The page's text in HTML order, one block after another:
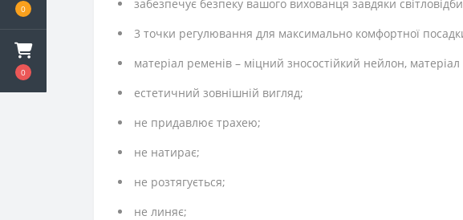
0
0
забезпечує безпеку вашого вихованця завдяки
3 точки регулювання для максимально комфортної
матеріал ременів – міцний зносостійкий нейлон,
естетичний зовнішній вигляд;
не придавлює трахею;
не натирає;
не розтягується;
не линяє;